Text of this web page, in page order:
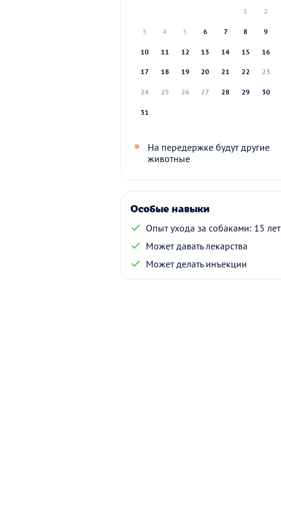
1 2
3 4 5 6 7 8 9
10 11 12 13 14 15 16
17 18 19 20 21 22 23
24 25 26 27 28 29 30
31
На передержке будут другие
животные
Особые навыки
Опыт ухода за собаками: 15 лет
Может давать лекарства
Может делать инъекции